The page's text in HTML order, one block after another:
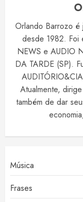
Orlando Barrozo é
desde 1982. Foi
NEWS e AUDIO
DA TARDE (SP).
Atualmente,
também de dar
Música
Frases